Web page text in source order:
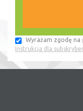
Wyrażam zgodę na
Instrukcja dla